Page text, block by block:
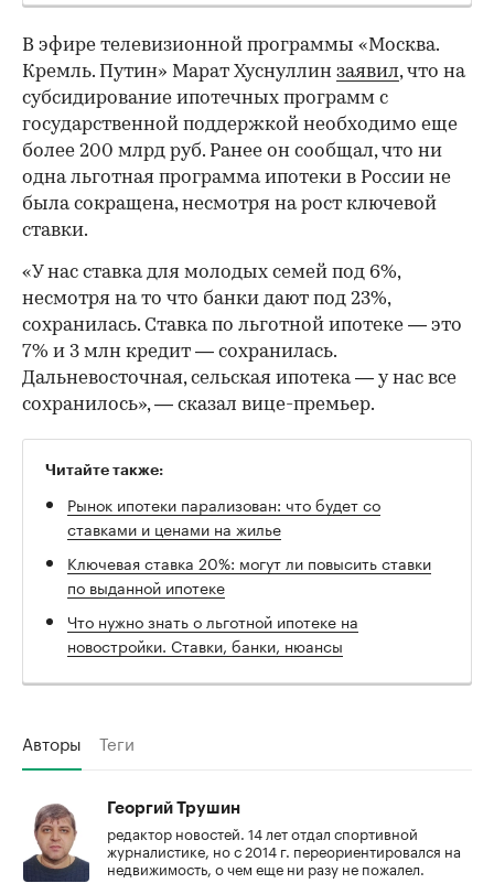
В эфире телевизионной программы «Москва.
Кремль. Путин» Марат Хуснуллин заявил, что на
субсидирование ипотечных программ с
государственной поддержкой необходимо еще
более 200 млрд руб. Ранее он сообщал, что ни
одна льготная программа ипотеки в России не
была сокращена, несмотря на рост ключевой
ставки.
«У нас ставка для молодых семей под 6%,
несмотря на то что банки дают под 23%,
сохранилась. Ставка по льготной ипотеке — это
7% и 3 млн кредит — сохранилась.
Дальневосточная, сельская ипотека — у нас все
сохранилось», — сказал вице-премьер.
Читайте также:
Рынок ипотеки парализован: что будет со
ставками и ценами на жилье
Ключевая ставка 20%: могут ли повысить ставки
по выданной ипотеке
Что нужно знать о льготной ипотеке на
новостройки. Ставки, банки, нюансы
Авторы Теги
Георгий Трушин
редактор новостей. 14 лет отдал спортивной
журналистике, но с 2014 г. переориентировался на
недвижимость, о чем еще ни разу не пожалел.